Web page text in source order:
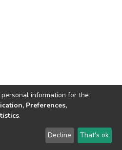
© 2002-2026 LYRASIS
Send Feedback
information for the
Preferences,
.
Decline That's ok